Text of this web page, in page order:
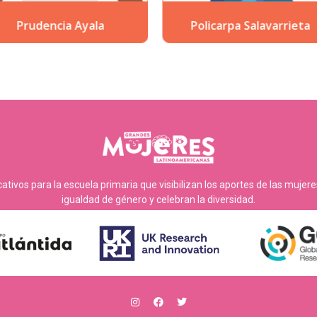
Policarpa Salavarrieta Sofía Mulánovich
para la escuela primaria que visibilizan los aportes de las
igualdad de género y celebran la diversidad.